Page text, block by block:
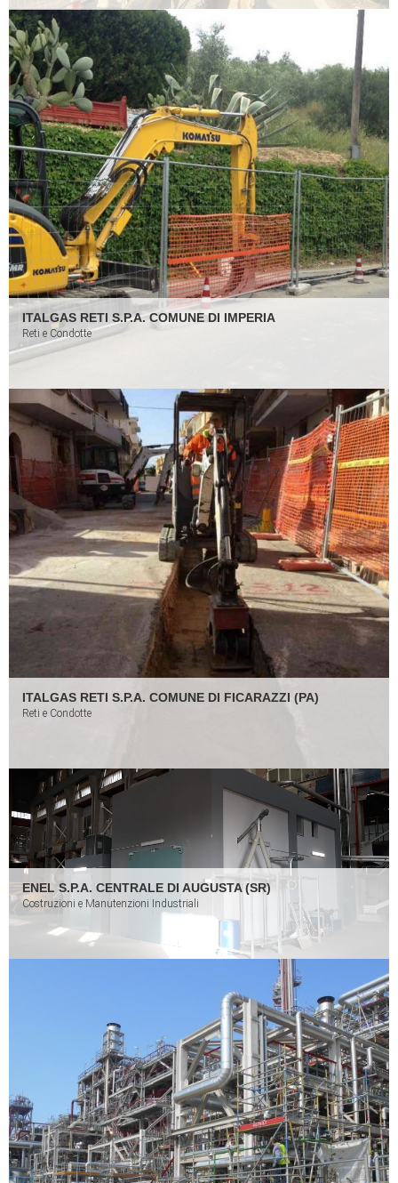
ITALGAS RETI S.P.A. COMUNE DI IMPERIA
Reti e Condotte
ITALGAS RETI S.P.A. COMUNE DI FICARAZZI (PA)
Reti e Condotte
ENEL S.P.A. CENTRALE DI AUGUSTA (SR)
Costruzioni e Manutenzioni Industriali